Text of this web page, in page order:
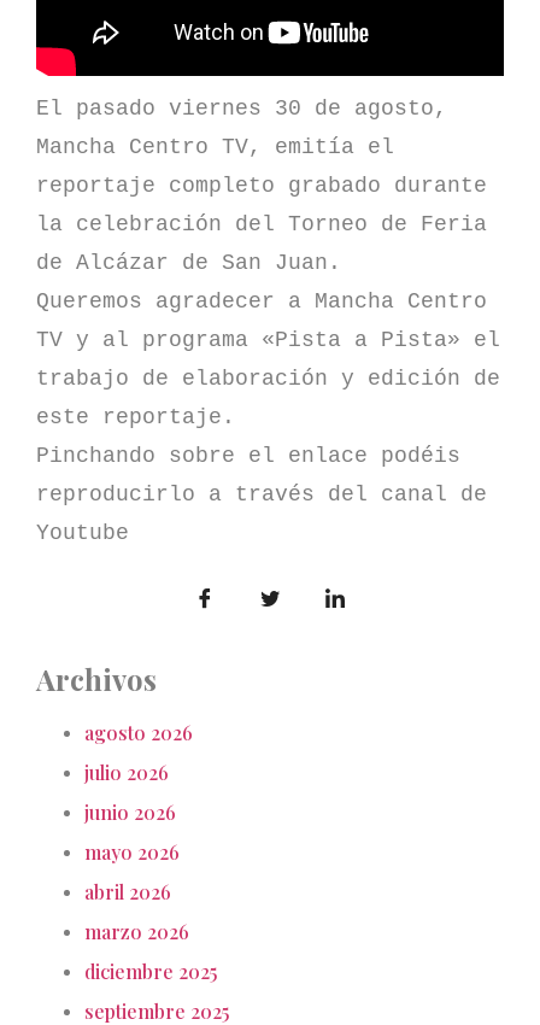
El pasado viernes 30 de agosto,
Mancha Centro TV, emitía el
reportaje completo grabado durante
la celebración del Torneo de Feria
de Alcázar de San Juan.
Queremos agradecer a Mancha Centro
TV y al programa «Pista a Pista» el
trabajo de elaboración y edición de
este reportaje.
Pinchando sobre el enlace podéis
reproducirlo a través del canal de
Youtube
Archivos
agosto 2026
julio 2026
junio 2026
mayo 2026
abril 2026
marzo 2026
diciembre 2025
septiembre 2025